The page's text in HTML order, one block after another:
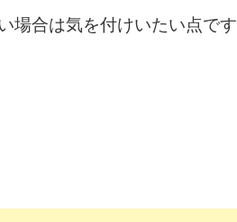
合は気を付けいたい点です